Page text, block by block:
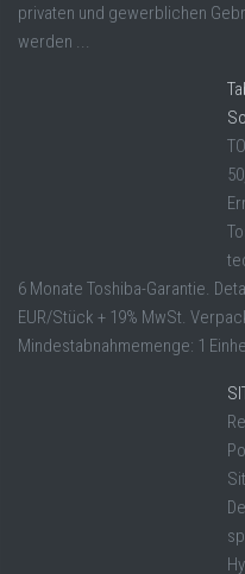
privaten und gewerblichen
werden ...
6 Monate Toshiba-Garantie.
EUR/Stück + 19% MwSt.
Mindestabnahmemenge: 1